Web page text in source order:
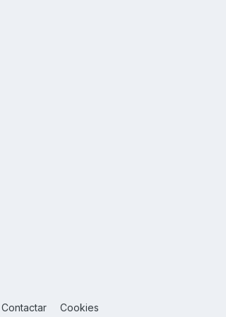
Contactar Cookies